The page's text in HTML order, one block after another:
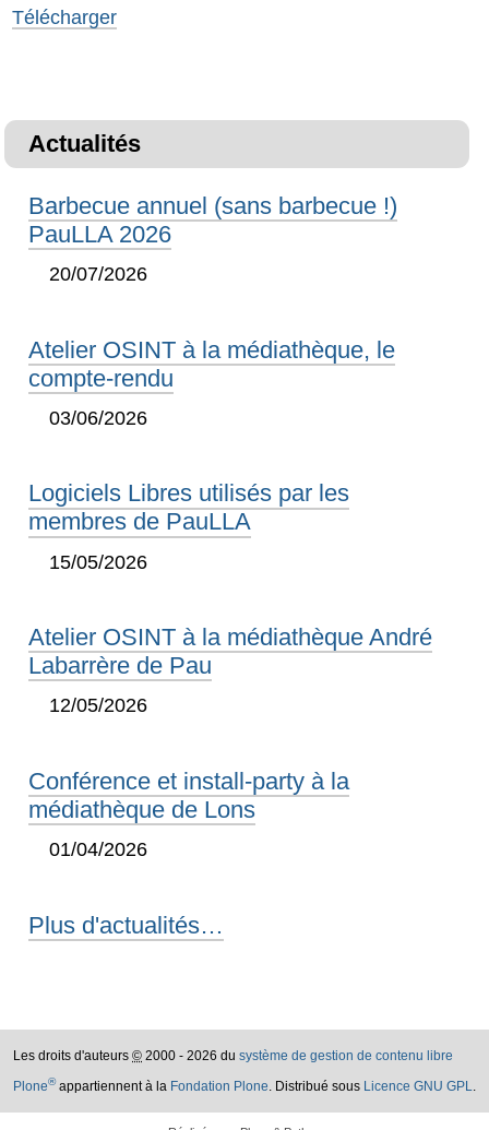
Télécharger
Actualités
Barbecue annuel (sans barbecue !)
PauLLA 2026
20/07/2026
Atelier OSINT à la médiathèque, le
compte-rendu
03/06/2026
Logiciels Libres utilisés par les
membres de PauLLA
15/05/2026
Atelier OSINT à la médiathèque André
Labarrère de Pau
12/05/2026
Conférence et install-party à la
médiathèque de Lons
01/04/2026
Plus d'actualités…
Les droits d'auteurs © 2000 - 2026 du système de gestion de contenu libre
Plone®appartiennent à la Fondation Plone. Distribué sous Licence GNU GPL.